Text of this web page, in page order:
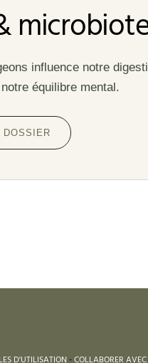
influence notre
équilibre mental.
DOSSIER